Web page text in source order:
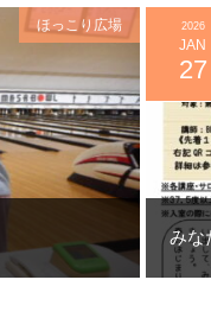
ほっこり広場
みな
2026
JAN
27